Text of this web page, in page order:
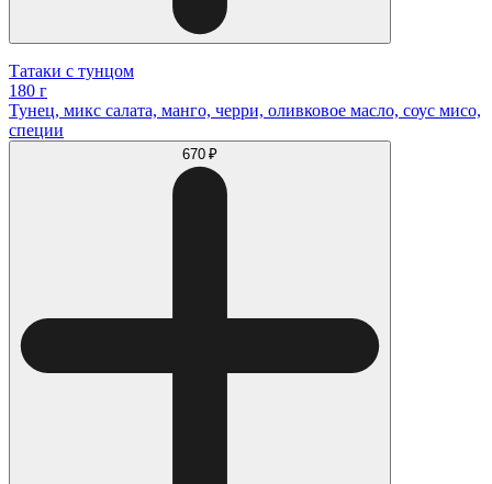
Татаки с тунцом
180 г
Тунец, микс салата, манго, черри, оливковое масло, соус мисо,
специи
670 ₽